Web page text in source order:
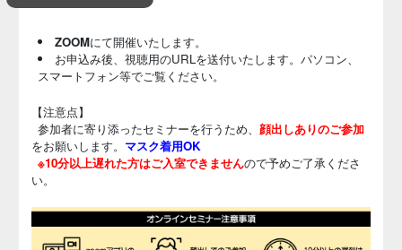
ZOOMにて開催いたします。
お申込み後、視聴用のURLを送付いたします。パソコン、
スマートフォン等でご覧ください。
【注意点】
参加者に寄り添ったセミナーを行うため、 顔出しありのご参加
をお願いします。 マスク着用OK
※10分以上遅れた方はご入室できませんので予めご了承くださ
い。